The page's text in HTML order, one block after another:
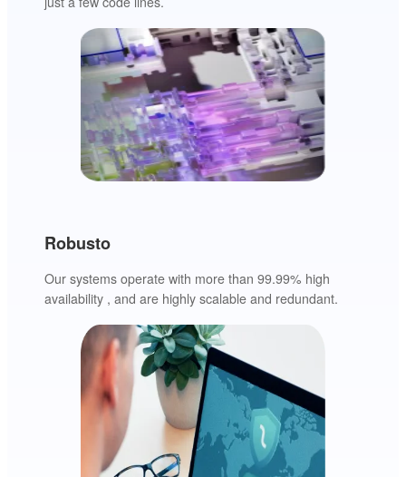
Robusto
Our systems operate with more than 99.99% high
availability , and are highly scalable and redundant.